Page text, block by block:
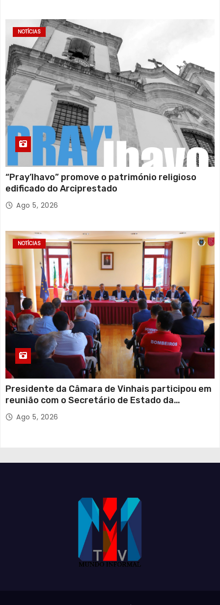
NOTÍCIAS
“Pray’lhavo” promove o património religioso
edificado do Arciprestado
Ago 5, 2026
NOTÍCIAS
Presidente da Câmara de Vinhais participou em
reunião com o Secretário de Estado da
Proteção Civil
Ago 5, 2026